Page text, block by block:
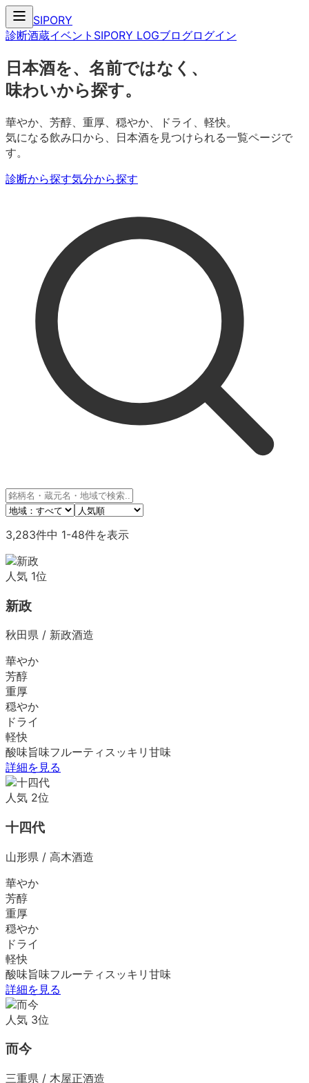
SIPORY
診断酒蔵イベント SIPORY LOGブログログイン
日本酒を、名前ではなく、
味わいから探す。
華やか、芳醇、重厚、穏やか、ドライ、軽快。
気になる飲み口から、日本酒を見つけられる一覧ページで
す。
診断から探す気分から探す
3,283件中 1-48件を表示
人気 1位
新政
秋田県 / 新政酒造
華やか
芳醇
重厚
穏やか
ドライ
軽快
酸味旨味フルーティ スッキリ 甘味
詳細を見る
人気 2位
十四代
山形県 / 高木酒造
華やか
芳醇
重厚
穏やか
ドライ
軽快
酸味旨味フルーティ スッキリ 甘味
詳細を見る
人気 3位
而今
三重県 / 木屋正酒造